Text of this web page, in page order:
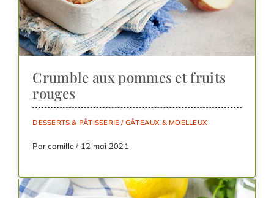
Crumble aux pommes et fruits
rouges
DESSERTS & PÂTISSERIE / GÂTEAUX & MOELLEUX
Par camille / 12 mai 2021